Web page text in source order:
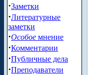
·Заметки
·Литературные
заметки
·Особое мнение
·Комментарии
·Публичные дела
·Преподаватели